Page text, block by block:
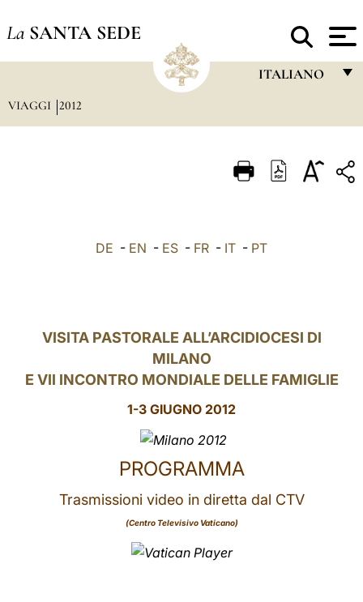
La SANTA SEDE
ITALIANO
ITALIANO
LATINE
VIAGGI 2012
DE - EN - ES - FR - IT - PT
VISITA PASTORALE ALL’ARCIDIOCESI DI
MILANO
E VII INCONTRO MONDIALE DELLE FAMIGLIE
1-3 GIUGNO 2012
PROGRAMMA
Trasmissioni video in diretta dal CTV
(Centro Televisivo Vaticano)